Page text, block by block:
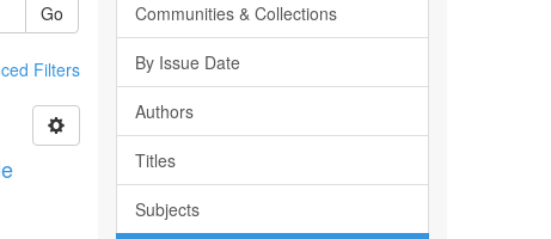
Go
Filters
Communities & Collections
By Issue Date
Authors
Titles
Subjects